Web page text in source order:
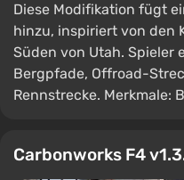
Diese Modifikation fügt
hinzu, inspiriert von den
Süden von Utah. Spieler
Bergpfade, Offroad-
Rennstrecke. Merkmale:
Carbonworks F4